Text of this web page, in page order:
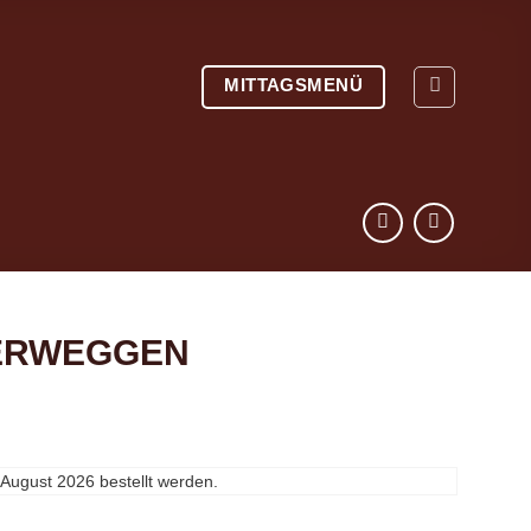
MITTAGSMENÜ
2026 bestellt werden.